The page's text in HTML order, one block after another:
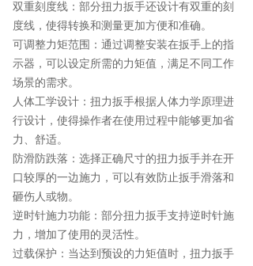
双重刻度线：部分扭力扳手还设计有双重的刻
度线，使得转换和测量更加方便和准确。
可调整力矩范围：通过调整安装在扳手上的指
示器，可以设定所需的力矩值，满足不同工作
场景的需求。
人体工学设计：扭力扳手根据人体力学原理进
行设计，使得操作者在使用过程中能够更加省
力、舒适。
防滑防跌落：选择正确尺寸的扭力扳手并在开
口较厚的一边施力，可以有效防止扳手滑落和
砸伤人或物。
逆时针施力功能：部分扭力扳手支持逆时针施
力，增加了使用的灵活性。
过载保护：当达到预设的力矩值时，扭力扳手